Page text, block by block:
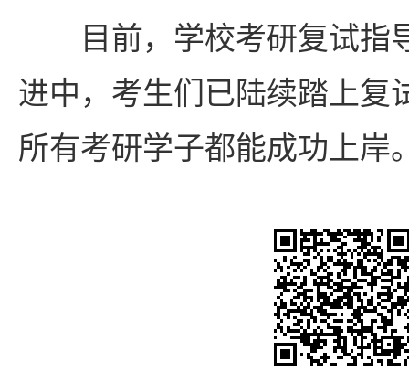
目前，学校考研复试指
进中，考生们已陆续踏上复
所有考研学子都能成功上岸